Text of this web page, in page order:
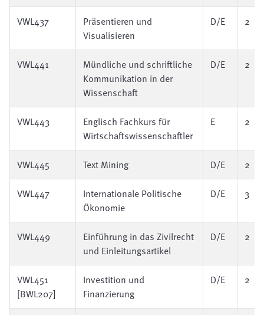
VWL437
Präsentieren und
Visualisieren
D/E 2
VWL441
Mündliche und schriftliche
Kommunikation in der
Wissenschaft
D/E 2
VWL443
Englisch Fachkurs für
Wirtschaftswissenschaftler
E 2
VWL445 Text Mining D/E 2
VWL447
Internationale Politische
Ökonomie
D/E 3
VWL449
Einführung in das Zivilrecht
und Einleitungsartikel
D/E 2
VWL451
[BWL207]
Investition und
Finanzierung
D/E 2